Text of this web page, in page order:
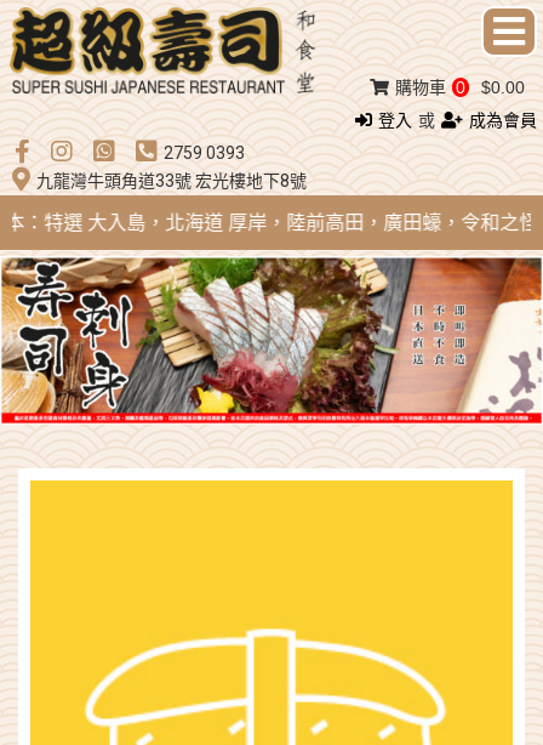
登入 或
成為會員
2759 0393
九龍灣牛頭角道33號 宏光樓地下8號
購物車 0 $0.00
：特選 大入島，北海道 厚岸，陸前高田，廣田蠔，令和之